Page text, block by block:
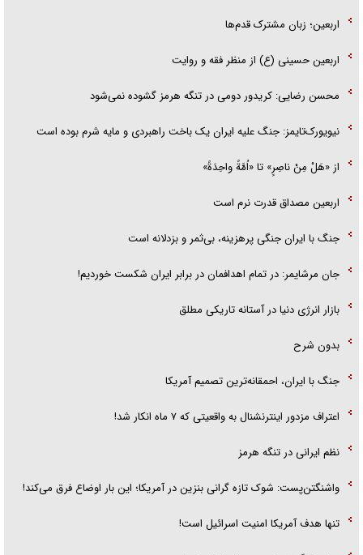
اربعین؛ زبان مشترک قدم‌ها
اربعین حسینی (ع) از منظر فقه و روایت
محسن رضایی: کریدور دومی در تنگه هرمز گشوده نمی‌شود
نیویورک‌تایمز: جنگ علیه ایران یک باخت راهبردی و مایه شرم بوده است
از «هَلْ مِنْ ناصِرٍ» تا «اُمَّةً واحِدَةً»
اربعین مصداق قدرت نرم است
جنگ با ایران جنگی پرهزینه، بی‌ثمر و بزدلانه است
جان مرشایمر: در تمام اهدافمان در برابر ایران شکست خوردیم!
بازار انرژی دنیا در آستانه تاریکی مطلق
بدون شرح
جنگ با ایران، احمقانه‌ترین تصمیم آمریکا
اعتراف مزدور اینترنشنال به واقعیتی که ۷ ماه انکار شد!
نظم ایرانی در تنگه هرمز
واشنگتن‌پست: شوک تازه گرانی بنزین در آمریکا؛ این بار اوضاع فرق می‌کند!
تنها هدف آمریکا امنیت اسرائیل است!